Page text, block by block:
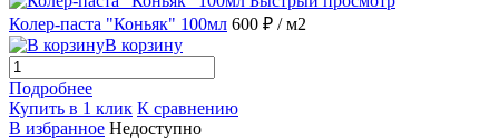
Колер-паста "Коньяк" 100мл 600 ₽ / м2
В корзину
Подробнее
Купить в 1 клик К сравнению
В избранное Недоступно